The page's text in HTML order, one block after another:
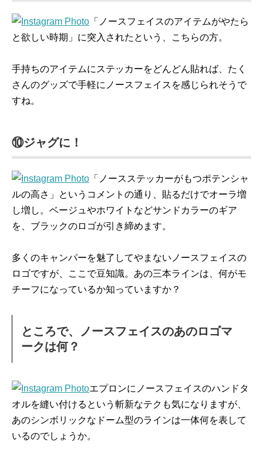
「ノースフェイスのアイテムがやたら
と欲しい時期」に突入されたという、こちらの方。
手持ちのアイテムにステッカーをどんどん貼れば、たく
さんのグッズで手軽にノースフェイスを感じられそうで
すね。
⑩ジャグに！
「ノースステッカーがもつポテンシャ
ルの高さ」というコメントの通り、貼るだけでオーラ増
し増し。ベージュやホワイトなどサンドカラーのギア
を、ブラックのロゴが引き締めます。
多くのキャンパーを魅了してやまないノースフェイスの
ロゴですが、ここで豆知識。あの三本ラインは、何がモ
チーフになっているか知っていますか？
ところで、ノースフェイスのあのロゴマ
ークは何？
エプロンにノースフェイスのハンドタ
オルを縫い付けるという斬新なテクも気になりますが、
あのシンボリックなドーム型のラインは一体何を表して
いるのでしょうか。